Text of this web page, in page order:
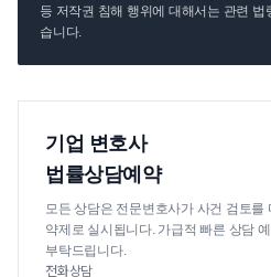
등 저작권 침해 행위에 대해서는 관련 법
습니다.
기업 변호사
법률상담예약
모든 상담은 전문변호사가 사건 검토를
약제로 실시됩니다. 가급적 빠른 상담
부탁드립니다.
전화상담